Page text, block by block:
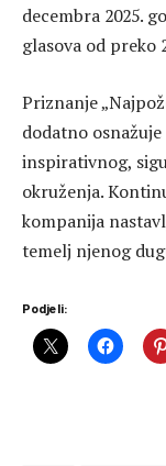
decembra 2025.
glasova od preko
Priznanje
dodatno
inspirativnog,
okruženja.
kompanija
temelj njenog
Podjeli: